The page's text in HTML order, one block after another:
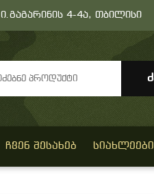
ი.გაგარინის 4-4ა, თბილისი
ᲩᲕᲔᲜ ᲨᲔᲡᲐᲮᲔᲑ ᲡᲘᲐᲮᲚᲔᲔᲑᲘ